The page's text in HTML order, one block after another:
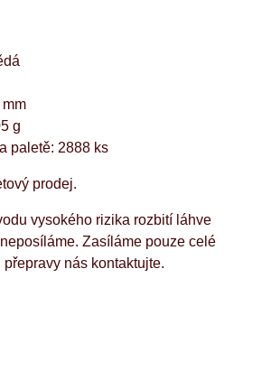
g
paletě: 2888 ks
prodej.
vysokého rizika rozbití láhve
Zasíláme pouze celé
nás kontaktujte.